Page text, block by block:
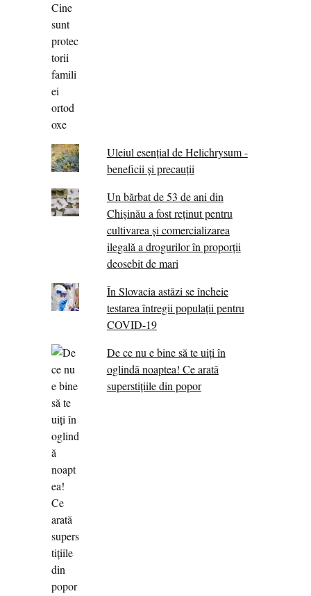
Uleiul esențial de Helichrysum -
beneficii și precauții
Un bărbat de 53 de ani din
Chișinău a fost reținut pentru
cultivarea și comercializarea
ilegală a drogurilor în proporții
deosebit de mari
În Slovacia astăzi se încheie
testarea întregii populații pentru
COVID-19
De ce nu e bine să te uiți în
oglindă noaptea! Ce arată
superstițiile din popor